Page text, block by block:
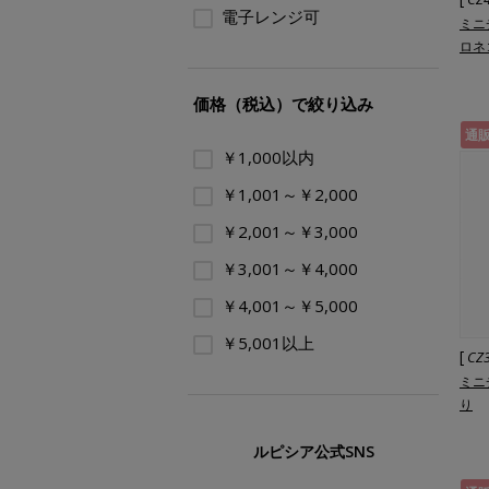
ミ
ロ
通
[
ミ
り
電子レンジ可
価格（税込）で絞り込み
￥1,000以内
￥1,001～￥2,000
￥2,001～￥3,000
￥3,001～￥4,000
￥4,001～￥5,000
￥5,001以上
ルピシア公式SNS